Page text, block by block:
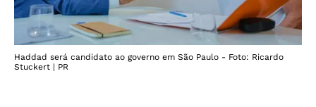
Haddad será candidato ao governo em São Paulo - Foto: Ricardo
Stuckert | PR